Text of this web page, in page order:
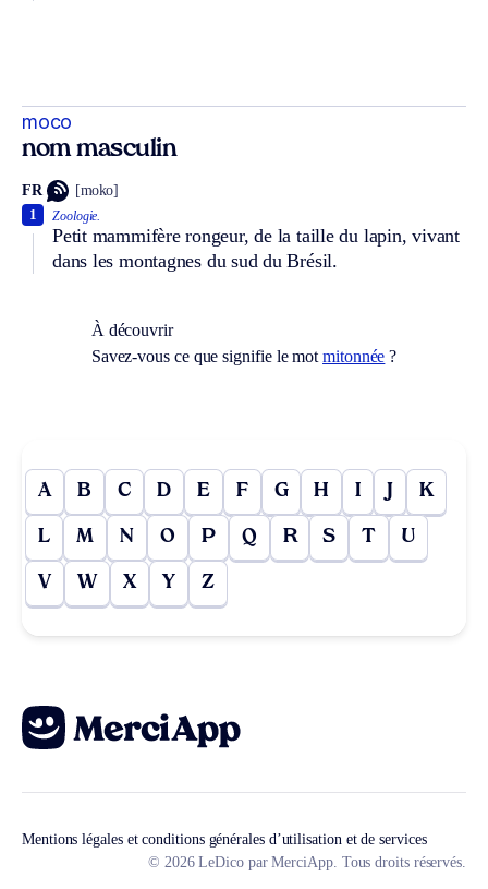
moco
nom masculin
FR [moko]
Zoologie.
Petit mammifère rongeur, de la taille du lapin, vivant
dans les montagnes du sud du Brésil.
1
À découvrir
Savez-vous ce que signifie le motmitonnée ?
A B C D E F G H I J K
L M N O P Q R S T U
V W X Y Z
Mentions légales et conditions générales d’utilisation et de services
© 2026 LeDico par MerciApp. Tous droits réservés.